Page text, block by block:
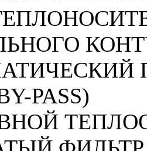
PASS)